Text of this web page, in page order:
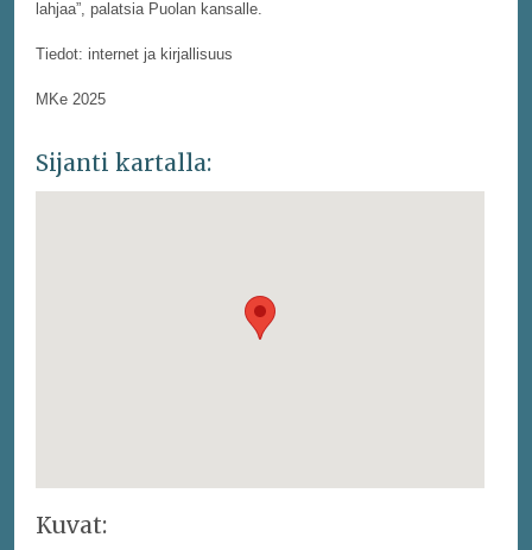
lahjaa”, palatsia Puolan kansalle.
Tiedot: internet ja kirjallisuus
MKe 2025
Sijanti kartalla:
Kuvat: